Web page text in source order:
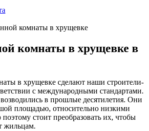
комнаты в хрущевке
комнаты в хрущевке в
в хрущевке сделают наши строители-
с международными стандартами.
в прошлые десятилетия. Они
площадью, относительно низкими
стоит преобразовать их, чтобы
жильцам.